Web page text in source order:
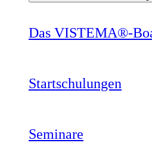
Das VISTEMA®-
Startschulungen
Seminare